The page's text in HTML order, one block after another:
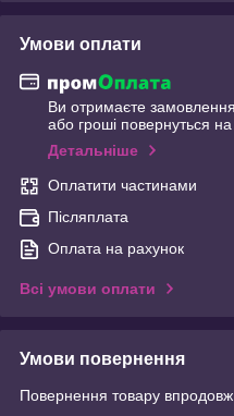
Умови оплати
Ви отримаєте замовлення
або гроші повернуться
Детальніше
Оплатити частинами
Післяплата
Оплата на рахунок
Всі умови оплати
Умови повернення
Повернення товару